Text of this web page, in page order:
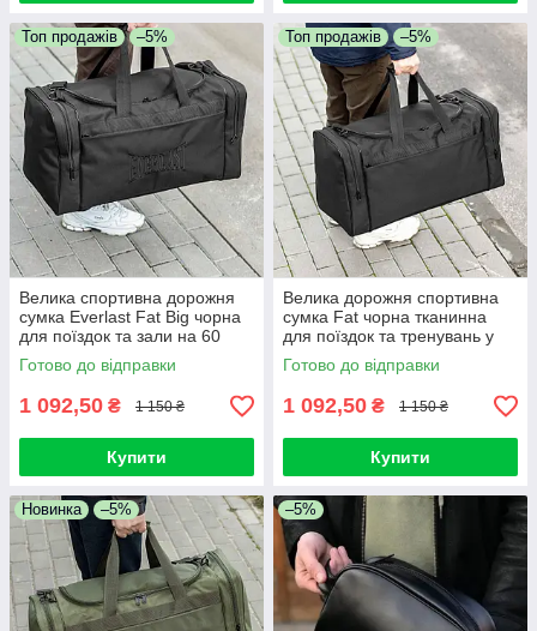
Топ продажів –5%
Велика спортивна дорожня
сумка Everlast Fat Big чорна
для поїздок та зали на 60
літрів міцна якісна
Готово до відправки
1 092,50 ₴ 1 150 ₴
Купити
Топ продажів –5%
Велика дорожня спортивна
сумка Fat чорна тканинна
для поїздок та тренувань у
залі на 60 літрів міцна
Готово до відправки
1 092,50 ₴ 1 150 ₴
Купити
Новинка –5% –5%